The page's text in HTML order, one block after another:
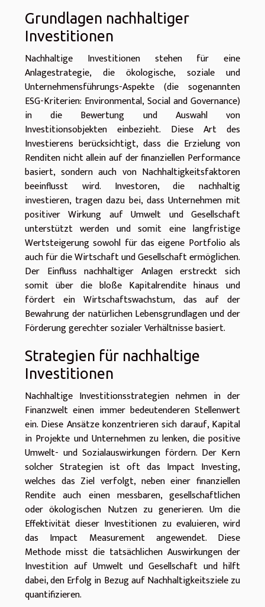
Grundlagen nachhaltiger
Investitionen
Nachhaltige Investitionen stehen für eine
Anlagestrategie, die ökologische, soziale und
Unternehmensführungs-Aspekte (die sogenannten
ESG-Kriterien: Environmental, Social and Governance)
in die Bewertung und Auswahl von
Investitionsobjekten einbezieht. Diese Art des
Investierens berücksichtigt, dass die Erzielung von
Renditen nicht allein auf der finanziellen Performance
basiert, sondern auch von Nachhaltigkeitsfaktoren
beeinflusst wird. Investoren, die nachhaltig
investieren, tragen dazu bei, dass Unternehmen mit
positiver Wirkung auf Umwelt und Gesellschaft
unterstützt werden und somit eine langfristige
Wertsteigerung sowohl für das eigene Portfolio als
auch für die Wirtschaft und Gesellschaft ermöglichen.
Der Einfluss nachhaltiger Anlagen erstreckt sich
somit über die bloße Kapitalrendite hinaus und
fördert ein Wirtschaftswachstum, das auf der
Bewahrung der natürlichen Lebensgrundlagen und der
Förderung gerechter sozialer Verhältnisse basiert.
Strategien für nachhaltige
Investitionen
Nachhaltige Investitionsstrategien nehmen in der
Finanzwelt einen immer bedeutenderen Stellenwert
ein. Diese Ansätze konzentrieren sich darauf, Kapital
in Projekte und Unternehmen zu lenken, die positive
Umwelt- und Sozialauswirkungen fördern. Der Kern
solcher Strategien ist oft das Impact Investing,
welches das Ziel verfolgt, neben einer finanziellen
Rendite auch einen messbaren, gesellschaftlichen
oder ökologischen Nutzen zu generieren. Um die
Effektivität dieser Investitionen zu evaluieren, wird
das Impact Measurement angewendet. Diese
Methode misst die tatsächlichen Auswirkungen der
Investition auf Umwelt und Gesellschaft und hilft
dabei, den Erfolg in Bezug auf Nachhaltigkeitsziele zu
quantifizieren.